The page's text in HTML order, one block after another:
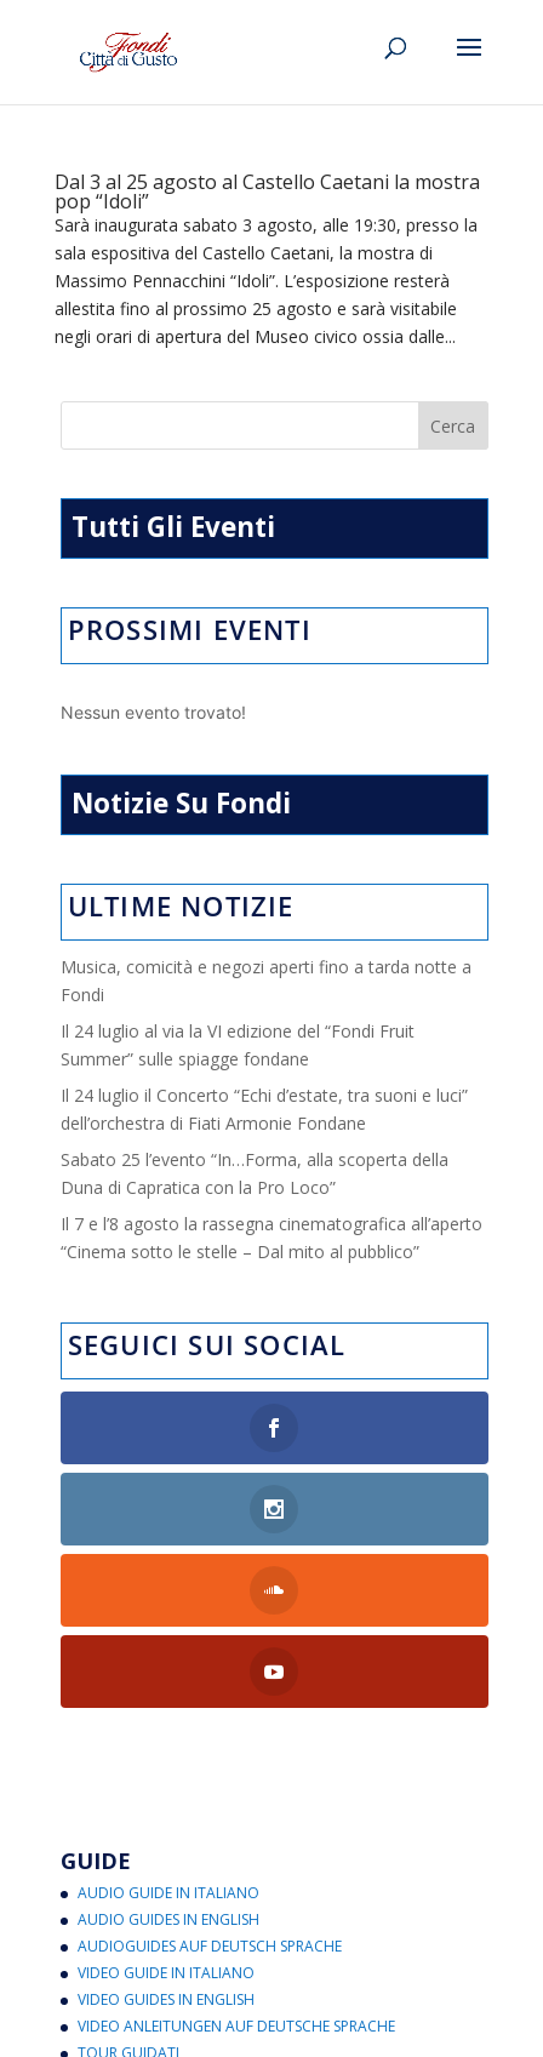
Dal 3 al 25 agosto al Castello Caetani la mostra
pop “Idoli”
Sarà inaugurata sabato 3 agosto, alle 19:30, presso la
sala espositiva del Castello Caetani, la mostra di
Massimo Pennacchini “Idoli”. L’esposizione resterà
allestita fino al prossimo 25 agosto e sarà visitabile
negli orari di apertura del Museo civico ossia dalle...
Tutti Gli Eventi
PROSSIMI EVENTI
Nessun evento trovato!
Notizie Su Fondi
ULTIME NOTIZIE
Musica, comicità e negozi aperti fino a tarda notte a
Fondi
Il 24 luglio al via la VI edizione del “Fondi Fruit
Summer” sulle spiagge fondane
Il 24 luglio il Concerto “Echi d’estate, tra suoni e luci”
dell’orchestra di Fiati Armonie Fondane
Sabato 25 l’evento “In…Forma, alla scoperta della
Duna di Capratica con la Pro Loco”
Il 7 e l’8 agosto la rassegna cinematografica all’aperto
“Cinema sotto le stelle – Dal mito al pubblico”
SEGUICI SUI SOCIAL
GUIDE
AUDIO GUIDE IN ITALIANO
AUDIO GUIDES IN ENGLISH
AUDIOGUIDES AUF DEUTSCH SPRACHE
VIDEO GUIDE IN ITALIANO
VIDEO GUIDES IN ENGLISH
VIDEO ANLEITUNGEN AUF DEUTSCHE SPRACHE